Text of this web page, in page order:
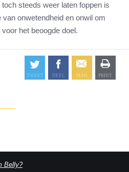
steeds weer laten foppen is
onwetendheid en onwil om
het beoogde doel.
Belly?